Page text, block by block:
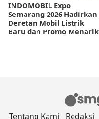
INDOMOBIL Expo
Semarang 2026 Hadirkan
Deretan Mobil Listrik
Baru dan Promo Menarik
Tentang Kami Redaksi